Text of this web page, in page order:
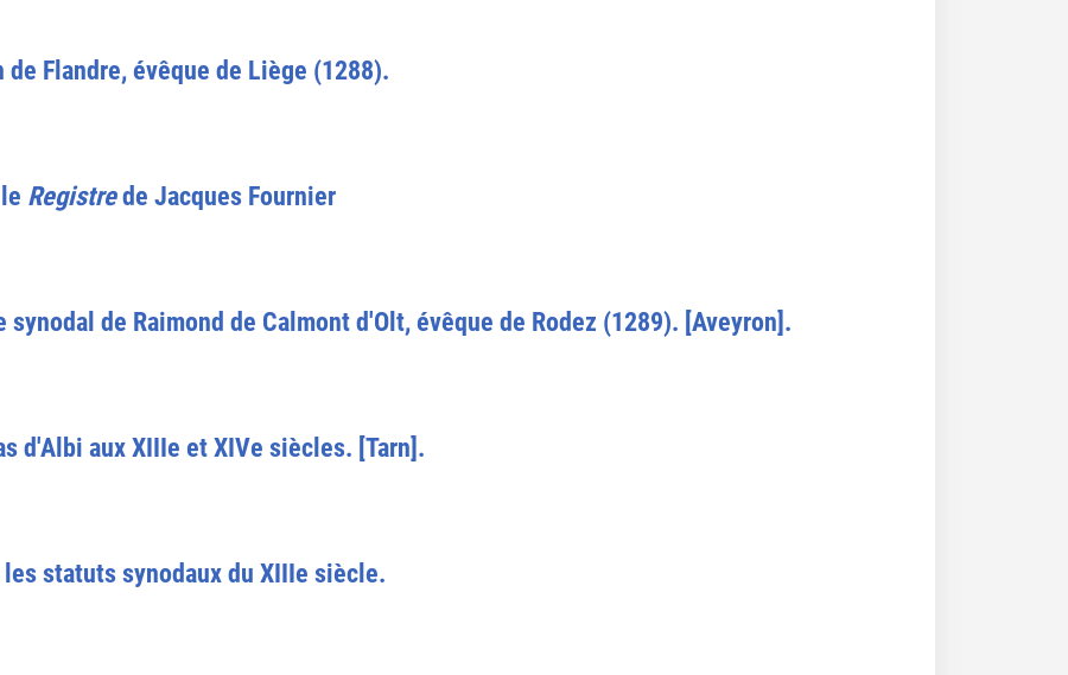
Flandre, évêque de Liège (1288).
Registrede Jacques Fournier
de Raimond de Calmont d'Olt, évêque de Rodez (1289). [Aveyron].
d'Albi aux XIIIe et XIVe siècles. [Tarn].
statuts synodaux du XIIIe siècle.